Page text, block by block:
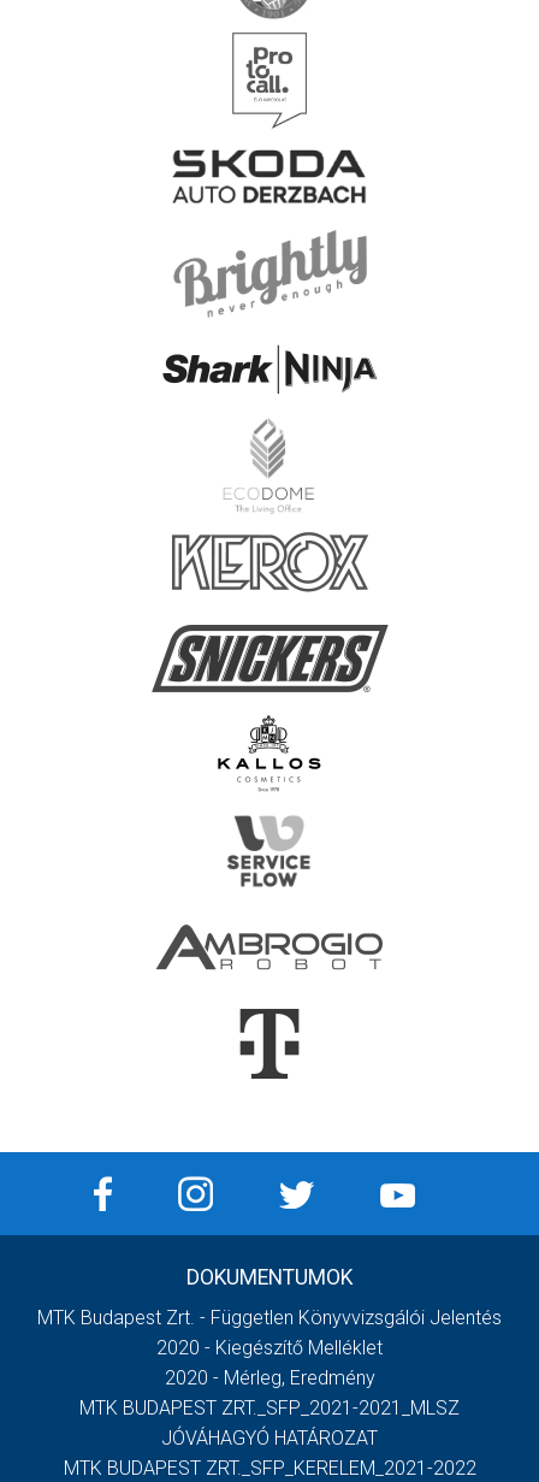
DOKUMENTUMOK
MTK Budapest Zrt. - Független Könyvvizsgálói Jelentés
2020 - Kiegészítő Melléklet
2020 - Mérleg, Eredmény
MTK BUDAPEST ZRT._SFP_2021-2021_MLSZ
JÓVÁHAGYÓ HATÁROZAT
MTK BUDAPEST ZRT._SFP_KERELEM_2021-2022